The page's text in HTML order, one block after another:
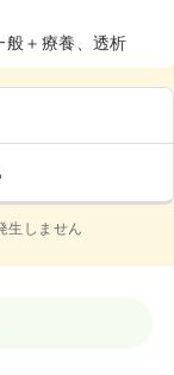
＋療養、透析
生しません